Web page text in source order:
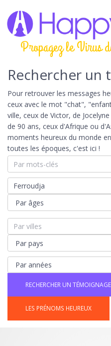
Propagez le Virus
Rechercher un
Pour retrouver les messages
ceux avec le mot "chat",
ville, ceux de Victor, de
de 90 ans, ceux d'Afrique ou
moments heureux du monde
toutes les époques, c'est ici !
LES PRÉNOMS HEUREUX